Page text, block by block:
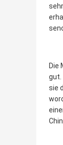
Die
gut.
sie